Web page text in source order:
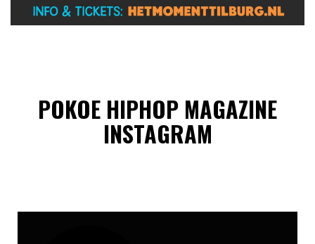
POKOE HIPHOP MAGAZINE
INSTAGRAM